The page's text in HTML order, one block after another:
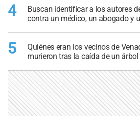
4
Buscan identificar a los autores
contra un médico, un abogado y
5
Quiénes eran los vecinos de
murieron tras la caída de un